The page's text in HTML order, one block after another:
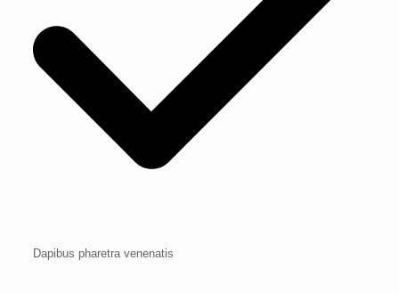
Dapibus pharetra venenatis